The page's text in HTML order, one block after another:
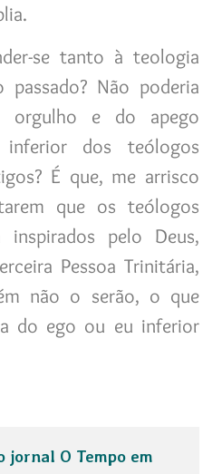
se tanto à teologia
Não poderia
e do apego
dos teólogos
É que, me arrisco
que os teólogos
pelo Deus,
Pessoa Trinitária,
não o serão, o que
do ego ou eu inferior
jornal O Tempo em